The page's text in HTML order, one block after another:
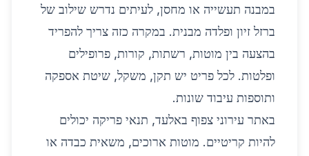
במבנה תעשייה או מחסן, לעיתים נדרש שילוב של
ברזל זיון ופלדה מבנית. במקרה כזה צריך להפריד
בהצעה בין מוטות, רשתות, קורות, פרופילים
ופלטות. לכל פריט יש תקן, משקל, שיטת אספקה
ותוספות עיבוד שונות.
באתר עירוני צפוף באלעד, תנאי פריקה יכולים
להיות קריטיים. מוטות ארוכים, משאית כבדה או